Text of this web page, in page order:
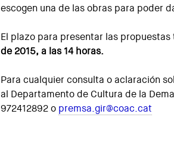
escogen una de las obras para poder
El plazo para presentar las
de 2015, a las 14 horas.
Para cualquier consulta o aclaración
al Departamento de Cultura de la
972412892 o premsa.gir@coac.cat